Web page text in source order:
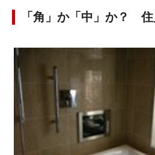
「角」か「中」か？